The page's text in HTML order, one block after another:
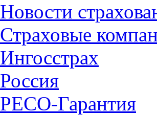
Новости
Страховые
Ингосстрах
Россия
РЕСО-Гарантия